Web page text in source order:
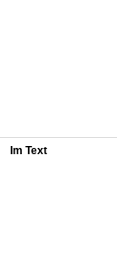
Im Text